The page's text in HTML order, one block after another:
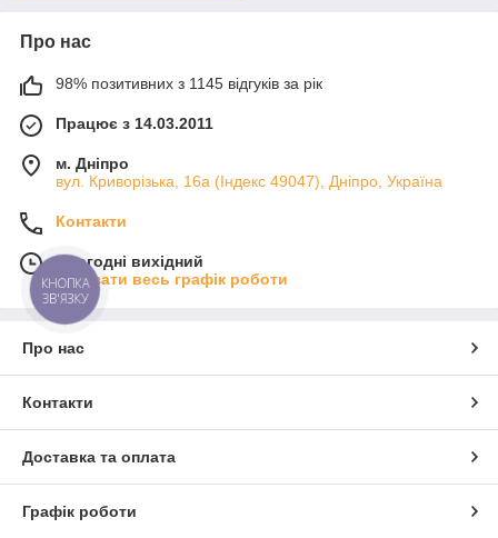
Про нас
98% позитивних з 1145 відгуків за рік
Працює з 14.03.2011
м. Дніпро
вул. Криворізька, 16а (Індекс 49047), Дніпро, Україна
Контакти
Сьогодні вихідний
Показати весь графік роботи
Про нас
Контакти
Доставка та оплата
Графік роботи
КНОПКА
ЗВ'ЯЗКУ